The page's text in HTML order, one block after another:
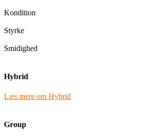
Kondition
Styrke
Smidighed
Hybrid
Læs mere om Hybrid
Group